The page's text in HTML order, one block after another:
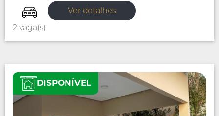
2 vaga(s)
Ver detalhes
DISPONÍVEL